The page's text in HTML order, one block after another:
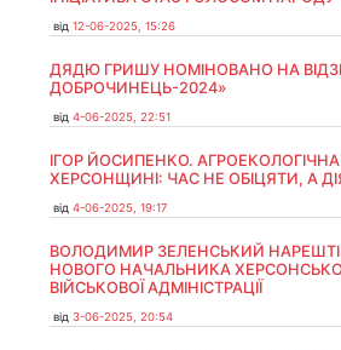
від 12-06-2025, 15:26
ДЯДЮ ГРИШУ НОМІНОВАНО НА
ДОБРОЧИНЕЦЬ-2024»
від 4-06-2025, 22:51
ІГОР ЙОСИПЕНКО.
ХЕРСОНЩИНІ: ЧАС НЕ ОБІЦЯТИ, А
від 4-06-2025, 19:17
ВОЛОДИМИР ЗЕЛЕНСЬКИЙ
НОВОГО НАЧАЛЬНИКА
ВІЙСЬКОВОЇ АДМІНІСТРАЦІЇ
від 3-06-2025, 20:54